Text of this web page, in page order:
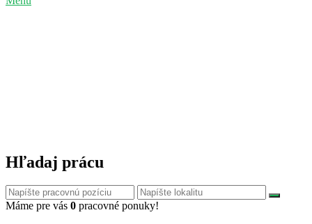
Hľadaj prácu
Máme pre vás 0 pracovné ponuky!